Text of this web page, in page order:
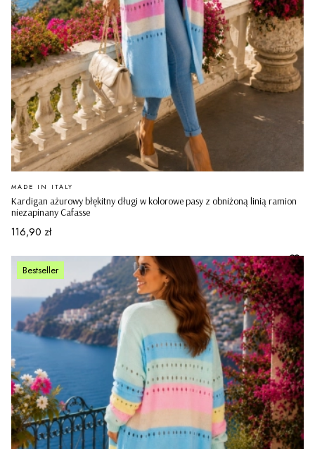
Kardigan ażurowy błękitny długi w kolorowe pasy z obniżoną linią ramion
niezapinany Cafasse
PRODUCENT
MADE IN ITALY
Cena
116,90 zł
Bestseller